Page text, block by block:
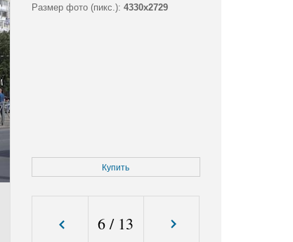
Размер фото (пикс.): 4330x2729
Купить
6 / 13